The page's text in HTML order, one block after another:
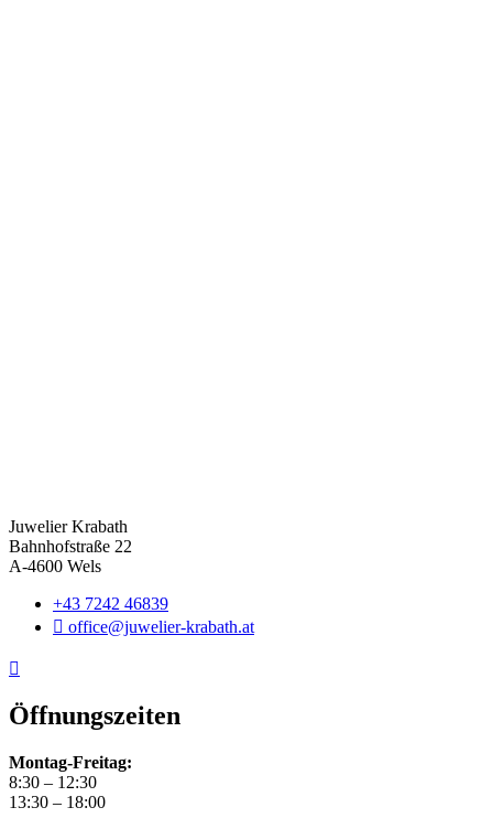
Juwelier Krabath
Bahnhofstraße 22
A-4600 Wels
+43 7242 46839
office@juwelier-krabath.at
Öffnungszeiten
Montag-Freitag:
8:30 – 12:30
13:30 – 18:00